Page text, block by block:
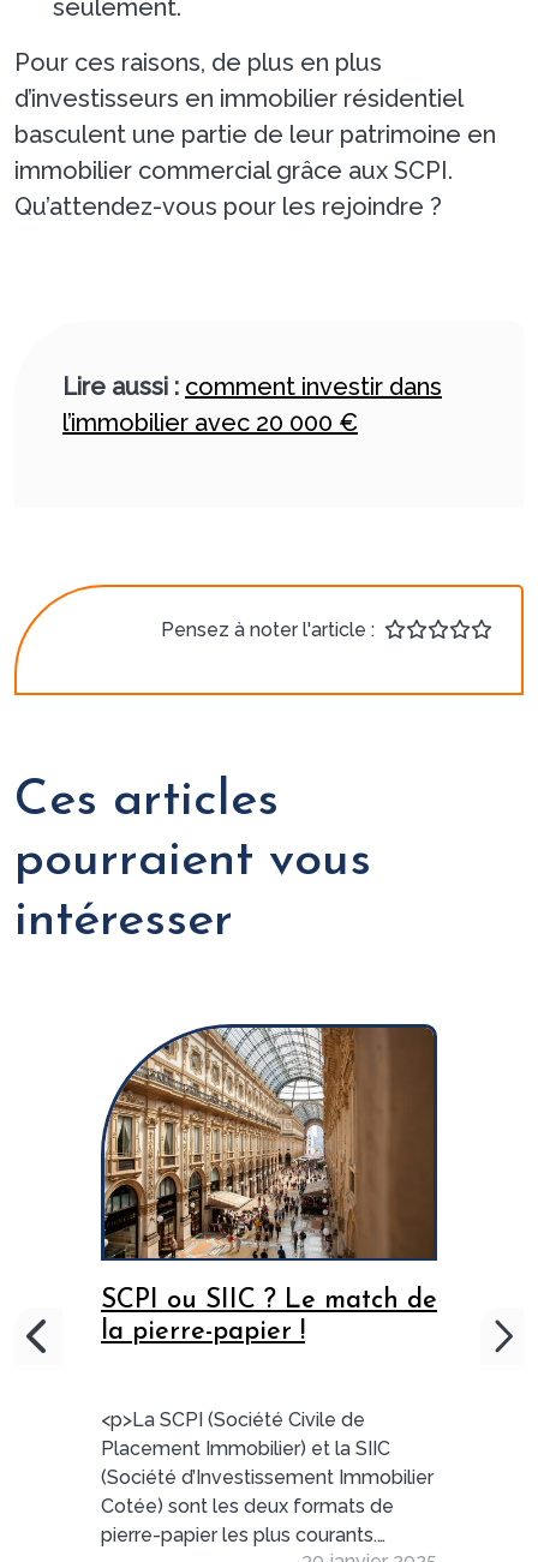
seulement.
Pour ces raisons, de plus en plus
d’investisseurs en immobilier résidentiel
basculent une partie de leur patrimoine en
immobilier commercial grâce aux SCPI.
Qu’attendez-vous pour les rejoindre ?
Lire aussi : comment investir dans
l’immobilier avec 20 000 €
Pensez à noter l'article :
Ces articles
pourraient vous
intéresser
SCPI ou SIIC ? Le match de
la pierre-papier !
<p>La SCPI (Société Civile de
Placement Immobilier) et la SIIC
(Société d’Investissement Immobilier
Cotée) sont les deux formats de
pierre-papier les plus courants.